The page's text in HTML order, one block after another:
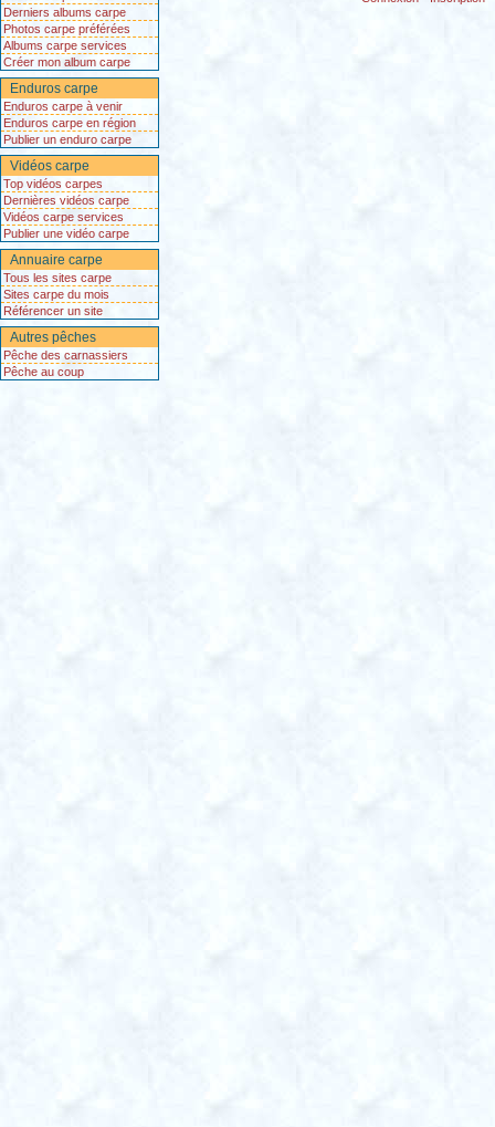
Derniers albums carpe
Photos carpe préférées
Albums carpe services
Créer mon album carpe
Enduros carpe
Enduros carpe à venir
Enduros carpe en région
Publier un enduro carpe
Vidéos carpe
Top vidéos carpes
Dernières vidéos carpe
Vidéos carpe services
Publier une vidéo carpe
Annuaire carpe
Tous les sites carpe
Sites carpe du mois
Référencer un site
Autres pêches
Pêche des carnassiers
Pêche au coup